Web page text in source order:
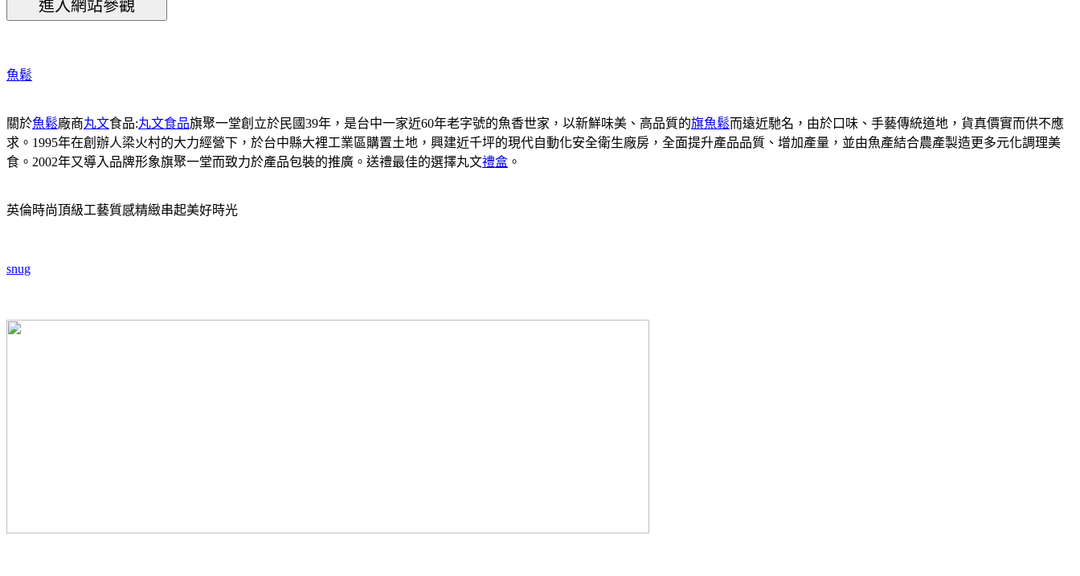
魚鬆
關於魚鬆廠商丸文食品:丸文食品旗聚一堂創立於民國39年，是台中一家近60年老字號的魚香世家，以新鮮味美、高品質的旗魚鬆而遠近馳名，由於口味、手藝傳統道地，貨真價實而供不應
求。1995年在創辦人梁火村的大力經營下，於台中縣大裡工業區購置土地，興建近千坪的現代自動化安全衛生廠房，全面提升產品品質、增加產量，並由魚產結合農產製造更多元化調理美
食。2002年又導入品牌形象旗聚一堂而致力於產品包裝的推廣。送禮最佳的選擇丸文禮盒 。
英倫時尚頂級工藝質感精緻串起美好時光
snug